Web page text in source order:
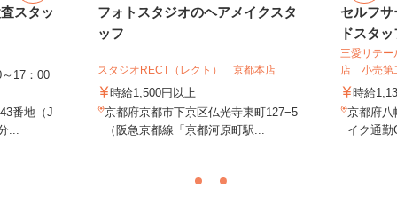
スタッ
17：00
番地（J
...
フォトスタジオのヘアメイクスタ
ッフ
スタジオRECT（レクト） 京都本店
時給1,500円以上
京都府京都市下京区仏光寺東町127−5
（阪急京都線「京都河原町駅...
セルフ
ドスタッ
三愛リテ
店 小売第
時給
京都府八
イク通